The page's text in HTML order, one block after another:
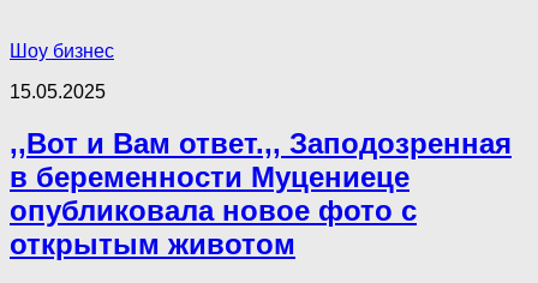
Шоу бизнес
15.05.2025
,,Вот и Вам ответ.,, Заподозренная
в беременности Муцениеце
опубликовала новое фото с
открытым животом